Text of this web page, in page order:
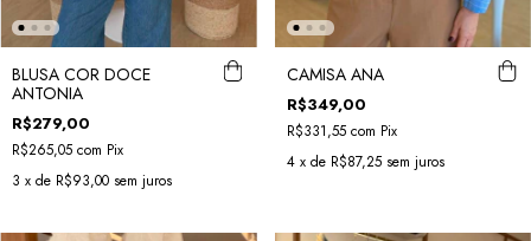
BLUSA COR DOCE
ANTONIA
R$279,00
R$265,05 com Pix
3 x de R$93,00 sem juros
CAMISA ANA
R$349,00
R$331,55 com Pix
4 x de R$87,25 sem juros